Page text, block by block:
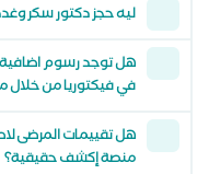
ليه حجز دكتور سكر
هل توجد رسوم
في فيكتوريا من
هل تقييمات المرضى
منصة إكشف حقيقية؟